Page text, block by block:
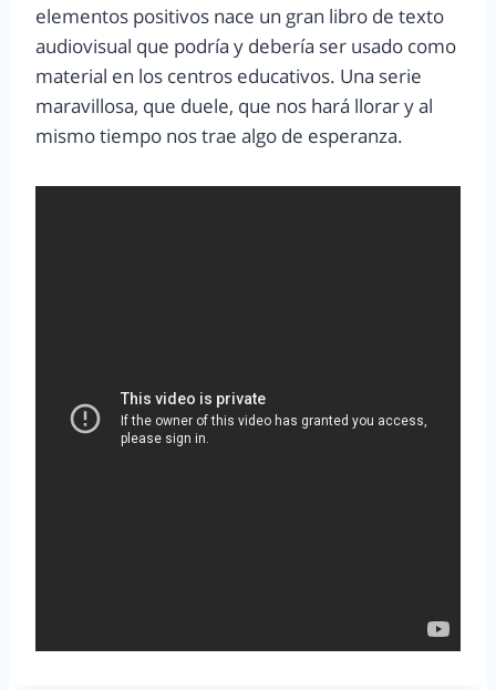
elementos positivos nace un gran libro de texto
audiovisual que podría y debería ser usado como
material en los centros educativos. Una serie
maravillosa, que duele, que nos hará llorar y al
mismo tiempo nos trae algo de esperanza.